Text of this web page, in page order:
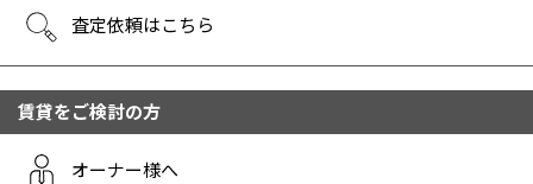
査定依頼はこちら
賃貸をご検討の方
オーナー様へ